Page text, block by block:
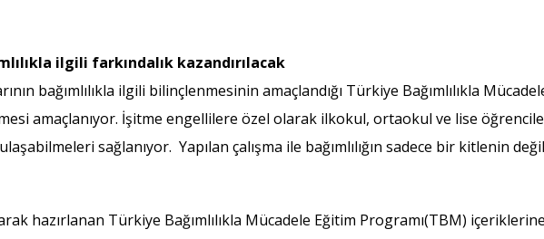
ilgili farkındalık kazandırılacak
bağımlılıkla ilgili bilinçlenmesinin amaçlandığı Türkiye Bağımlılıkla
amaçlanıyor. İşitme engellilere özel olarak ilkokul, ortaokul ve lise
sağlanıyor. Yapılan çalışma ile bağımlılığın sadece bir kitlenin
hazırlanan Türkiye Bağımlılıkla Mücadele Eğitim Programı(TBM) içeriklerine